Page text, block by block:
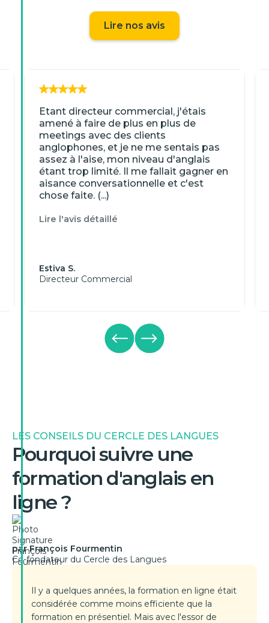
Lire nos avis
Etant directeur commercial, j'étais
amené à faire de plus en plus de
meetings avec des clients
anglophones, et je ne me sentais pas
assez à l'aise, mon niveau d'anglais
étant trop limité. Il me fallait gagner en
aisance conversationnelle et c'est
chose faite. (...)
Lire l'avis détaillé
Estiva S.
Directeur Commercial
LES CONSEILS DU CERCLE DES LANGUES
Pourquoi suivre une
formation d'anglais en
ligne ?
par François Fourmentin
Co-fondateur du Cercle des Langues
Il y a quelques années, la formation en ligne était
considérée comme moins efficiente que la
formation en présentiel. Mais avec l'essor de